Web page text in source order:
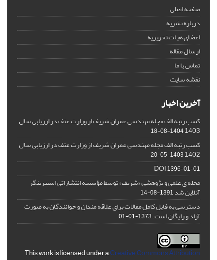
صفحه اصلی
درباره نشریه
اعضای هیات تحریریه
ارسال مقاله
تماس با ما
نقشه سایت
آخرین اخبار
کسب رتبه الف مجله مهندسی عمران شریف از وزارت عتف در ارزیابی سال
1403
1404-08-18
کسب رتبه الف مجله مهندسی عمران شریف از وزارت عتف در ارزیابی سال
1402
1403-05-20
DOI1396-01-01
مجله ی علمی و پژوهشی «شریف» توسط مؤسسه انتشاراتی اسپیرینگر
آنلاین شد1391-08-14
دسترسی به فایل کامل مقالات برای علاقه مندان و خوانندگان به صورت
آزاد و رایگان است.1373-01-01
This work is licensed under aCreative Commons Attribution